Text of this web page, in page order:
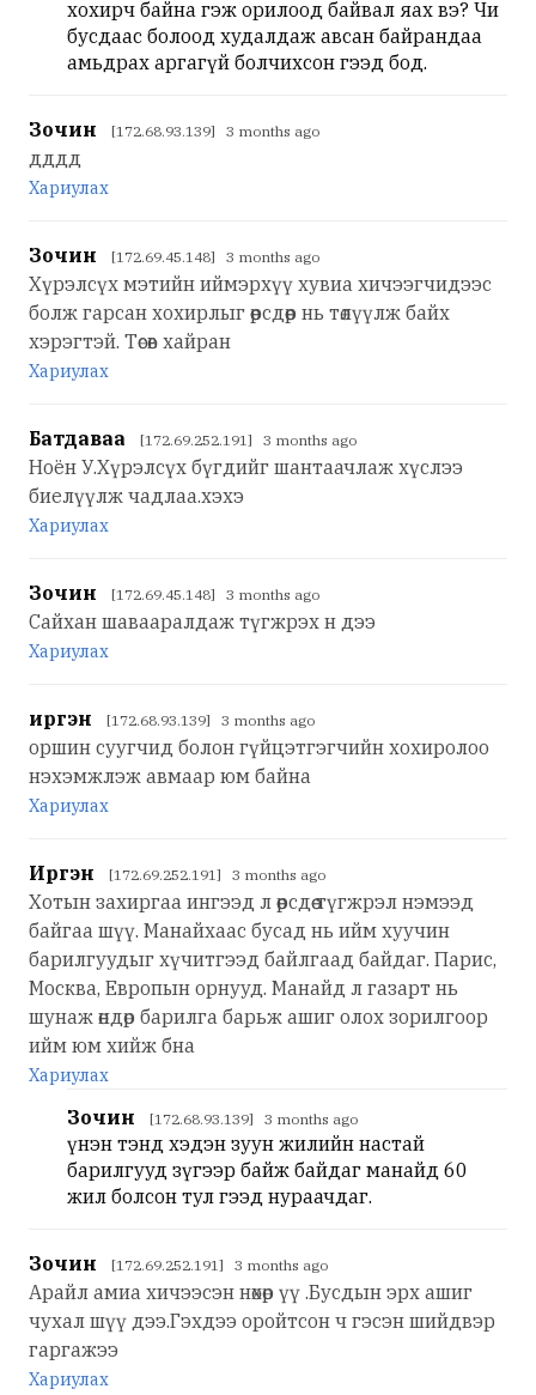
хохирч байна гэж орилоод байвал яах вэ? Чи
бусдаас болоод худалдаж авсан байрандаа
амьдрах аргагүй болчихсон гээд бод.
Зочин [172.68.93.139] 3 months ago
дддд
Хариулах
Зочин [172.69.45.148] 3 months ago
Хүрэлсүх мэтийн иймэрхүү хувиа хичээгчидээс
болж гарсан хохирлыг өөрсдөөр нь төлүүлж байх
хэрэгтэй. Төсөв хайран
Хариулах
Батдаваа [172.69.252.191] 3 months ago
Ноён У.Хүрэлсүх бүгдийг шантаачлаж хүслээ
биелүүлж чадлаа.хэхэ
Хариулах
Зочин [172.69.45.148] 3 months ago
Сайхан шавааралдаж түгжрэх н дээ
Хариулах
иргэн [172.68.93.139] 3 months ago
оршин суугчид болон гүйцэтгэгчийн хохиролоо
нэхэмжлэж авмаар юм байна
Хариулах
Иргэн [172.69.252.191] 3 months ago
Хотын захиргаа ингээд л өөрсдөө түгжрэл нэмээд
байгаа шүү. Манайхаас бусад нь ийм хуучин
барилгуудыг хүчитгээд байлгаад байдаг. Парис,
Москва, Европын орнууд. Манайд л газарт нь
шунаж өндөр барилга барьж ашиг олох зорилгоор
ийм юм хийж бна
Хариулах
Зочин [172.68.93.139] 3 months ago
үнэн тэнд хэдэн зуун жилийн настай
барилгууд зүгээр байж байдаг манайд 60
жил болсон тул гээд нураачдаг.
Зочин [172.69.252.191] 3 months ago
Арайл амиа хичээсэн нөхөр үү .Бусдын эрх ашиг
чухал шүү дээ.Гэхдээ оройтсон ч гэсэн шийдвэр
гаргажээ
Хариулах